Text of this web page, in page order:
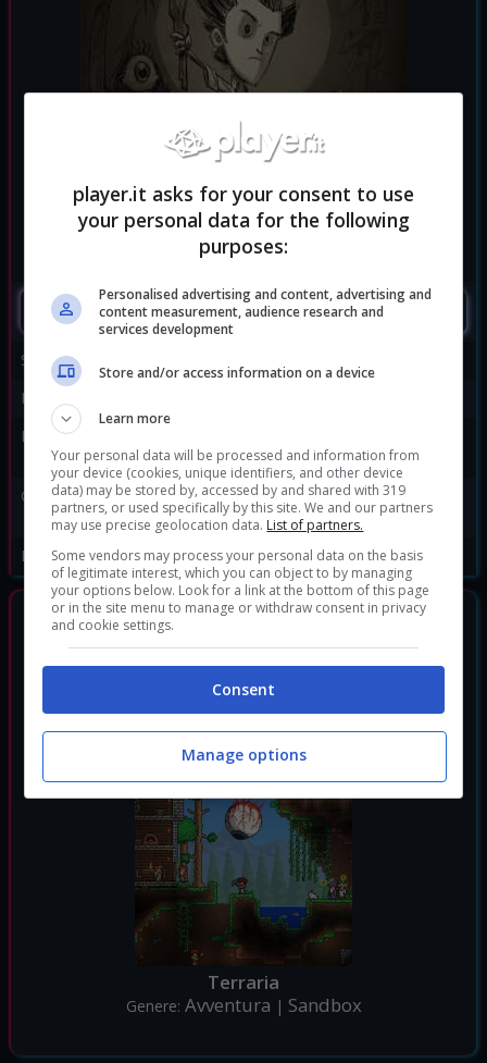
SEGUIMI
Sviluppatore:
Publisher:
Disponibile per:
PS4,PSVita,Switch,WiiU
Genere:
Avventura|Horror |
Survival
Data di rilascio:
23/04/2013
GIOCHI SIMILI
Terraria
Genere: Avventura | Sandbox
player.it asks for your consent to use
your personal data for the following
purposes:
Personalised advertising and content, advertising and
content measurement, audience research and
services development
Store and/or access information on a device
Learn more
Your personal data will be processed and information from
your device (cookies, unique identifiers, and other device
data) may be stored by, accessed by and shared with 319
partners, or used specifically by this site. We and our partners
may use precise geolocation data. List of partners.
Some vendors may process your personal data on the basis
of legitimate interest, which you can object to by managing
your options below. Look for a link at the bottom of this page
or in the site menu to manage or withdraw consent in privacy
and cookie settings.
Consent
Manage options